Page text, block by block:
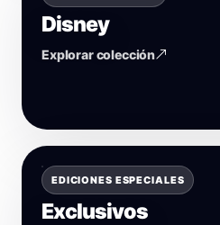
Disney
Explorar colección
EDICIONES ESPECIALES
Exclusivos